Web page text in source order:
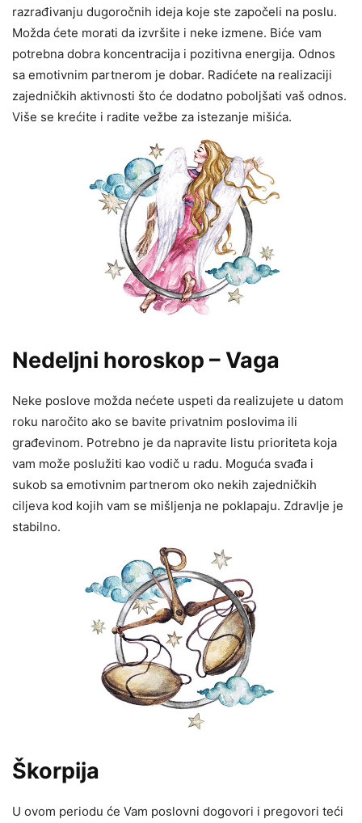
razrađivanju dugoročnih ideja koje ste započeli na poslu.
Možda ćete morati da izvršite i neke izmene. Biće vam
potrebna dobra koncentracija i pozitivna energija. Odnos
sa emotivnim partnerom je dobar. Radićete na realizaciji
zajedničkih aktivnosti što će dodatno poboljšati vaš odnos.
Više se krećite i radite vežbe za istezanje mišića.
Nedeljni horoskop – Vaga
Neke poslove možda nećete uspeti da realizujete u datom
roku naročito ako se bavite privatnim poslovima ili
građevinom. Potrebno je da napravite listu prioriteta koja
vam može poslužiti kao vodič u radu. Moguća svađa i
sukob sa emotivnim partnerom oko nekih zajedničkih
ciljeva kod kojih vam se mišljenja ne poklapaju. Zdravlje je
stabilno.
Škorpija
U ovom periodu će Vam poslovni dogovori i pregovori teći